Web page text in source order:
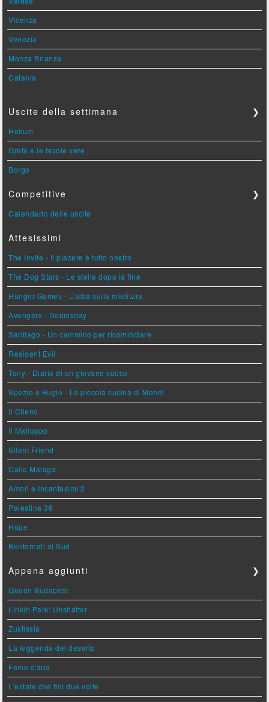
Vicenza
Venezia
Monza Brianza
Catania
Uscite della settimana ❯
Hokum
Greta e le favole vere
Borgo
Competitive ❯
Calendario delle uscite
Attesissimi
The Invite - Il piacere è tutto nostro
The Dog Stars - Le stelle dopo la fine
Hunger Games - L'alba sulla mietitura
Avengers - Doomsday
Santiago - Un cammino per ricominciare
Resident Evil
Tony - Diario di un giovane cuoco
Spezie e Bugie - La piccola cucina di Mehdi
Il Cileno
Il Malloppo
Silent Friend
Calle Malaga
Amori e Incantesimi 2
Palestina 36
Hope
Bentornati al Sud
Appena aggiunti ❯
Queen Budapest
Linkin Park: Unshatter
Zustissia
La leggenda del deserto
Fame d'aria
L'estate che finì due volte